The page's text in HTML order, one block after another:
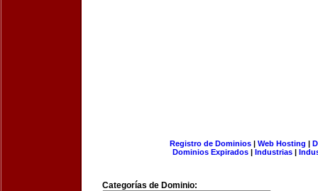
Registro de Dominios| Web Hosting |
Dominios Expirados | Industrias |
Categorías de Dominio: